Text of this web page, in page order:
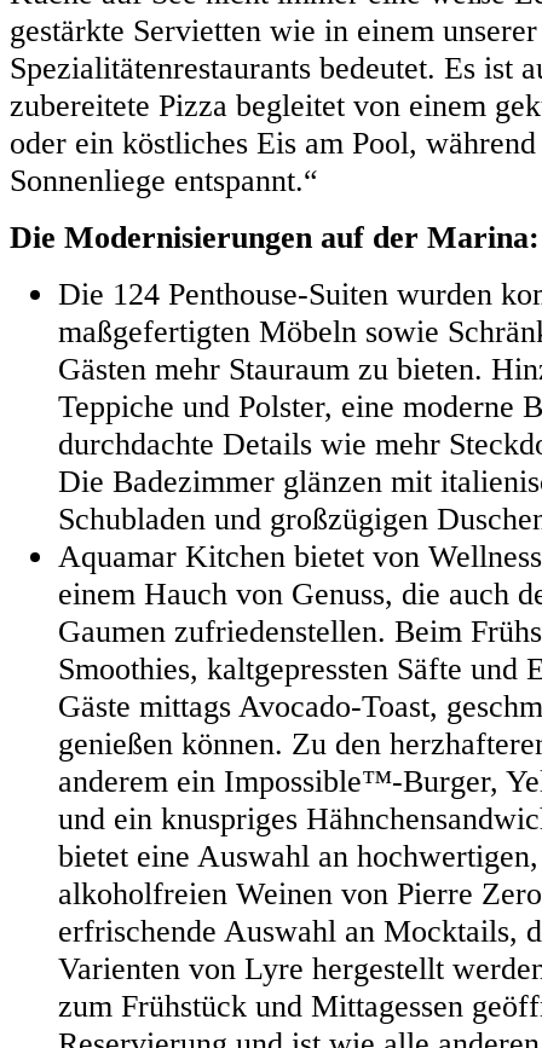
gestärkte Servietten wie in einem
Spezialitätenrestaurants bedeutet. Es ist
zubereitete Pizza begleitet von einem
oder ein köstliches Eis am Pool,
Sonnenliege entspannt.“
Die Modernisierungen auf der Marina:
Die 124 Penthouse-Suiten wurden
maßgefertigten Möbeln sowie
Gästen mehr Stauraum zu bieten.
Teppiche und Polster, eine moderne
durchdachte Details wie mehr
Die Badezimmer glänzen mit
Schubladen und großzügigen
Aquamar Kitchen bietet von
einem Hauch von Genuss, die auch
Gaumen zufriedenstellen. Beim
Smoothies, kaltgepressten Säfte und
Gäste mittags Avocado-Toast,
genießen können. Zu den
anderem ein Impossible™-Burger,
und ein knuspriges
bietet eine Auswahl an
alkoholfreien Weinen von Pierre
erfrischende Auswahl an Mocktails,
Varienten von Lyre hergestellt
zum Frühstück und Mittagessen